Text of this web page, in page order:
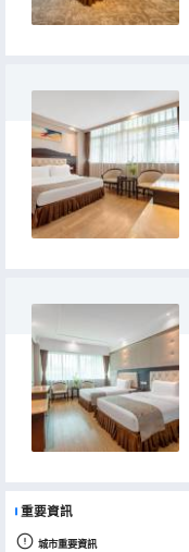
重要資訊
城市重要資訊